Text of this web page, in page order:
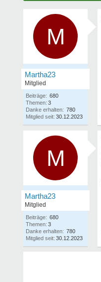
M
Martha23
Mitglied
Beiträge: 680
Themen: 3
Danke erhalten: 780
Mitglied seit: 30.12.2023
M
Martha23
Mitglied
Beiträge: 680
Themen: 3
Danke erhalten: 780
Mitglied seit: 30.12.2023